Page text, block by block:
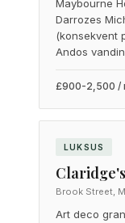
Maybourne
Darrozes
(konsekvent
Andos
£900-2,500 /
LUKSUS
Claridge's
Brook Street,
Art deco